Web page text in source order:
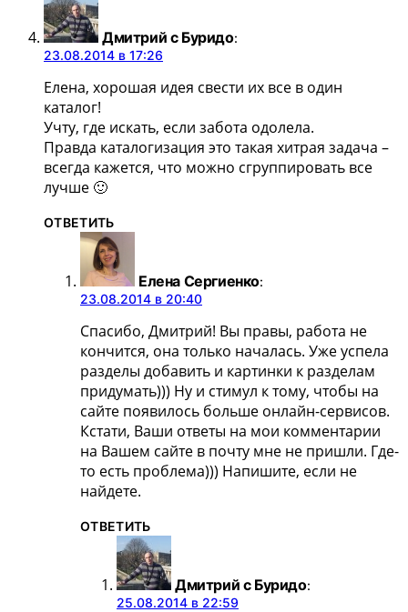
Дмитрий с Буридо:
23.08.2014 в 17:26
Елена, хорошая идея свести их все в один
каталог!
Учту, где искать, если забота одолела.
Правда каталогизация это такая хитрая задача –
всегда кажется, что можно сгруппировать все
лучше 🙂
ОТВЕТИТЬ
Елена Сергиенко:
23.08.2014 в 20:40
Спасибо, Дмитрий! Вы правы, работа не
кончится, она только началась. Уже успела
разделы добавить и картинки к разделам
придумать))) Ну и стимул к тому, чтобы на
сайте появилось больше онлайн-сервисов.
Кстати, Ваши ответы на мои комментарии
на Вашем сайте в почту мне не пришли. Где-
то есть проблема))) Напишите, если не
найдете.
ОТВЕТИТЬ
Дмитрий с Буридо:
25.08.2014 в 22:59